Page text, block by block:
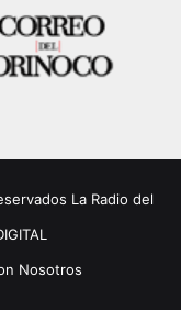
La Radio del
Nosotros